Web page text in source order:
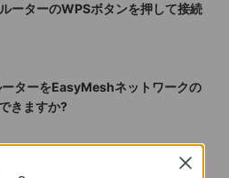
ーターのWPSボタンを押して接続
ターをEasyMeshネットワークの
きますか?
Close